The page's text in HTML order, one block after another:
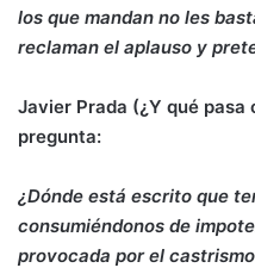
los que mandan no les
reclaman el aplauso y
Javier Prada (¿Y qué pasa
pregunta:
¿Dónde está escrito que
consumiéndonos de
provocada por el